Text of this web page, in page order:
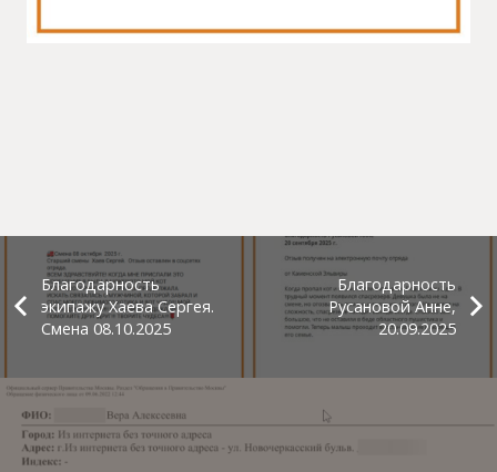
Благодарность
экипажу Хаева Сергея.
Смена 08.10.2025
Благодарность
Русановой Анне,
20.09.2025